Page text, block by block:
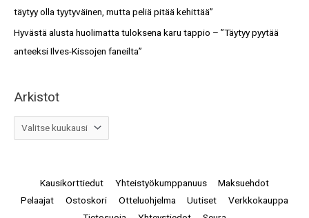
täytyy olla tyytyväinen, mutta peliä pitää kehittää”
Hyvästä alusta huolimatta tuloksena karu tappio – ”Täytyy pyytää
anteeksi Ilves-Kissojen faneilta”
Arkistot
Kausikorttiedut Yhteistyökumppanuus
Maksuehdot
Pelaajat
Ostoskori Otteluohjelma Uutiset
Verkkokauppa